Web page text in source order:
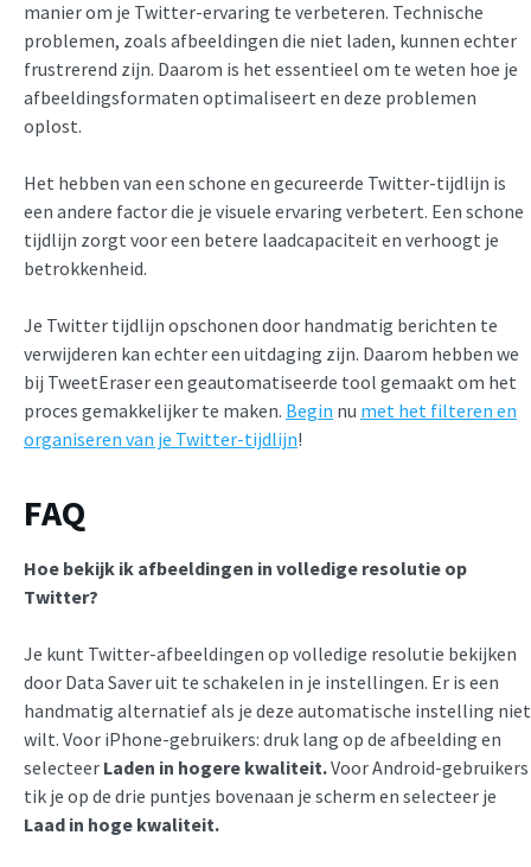
manier om je Twitter-ervaring te verbeteren. Technische
problemen, zoals afbeeldingen die niet laden, kunnen echter
frustrerend zijn. Daarom is het essentieel om te weten hoe je
afbeeldingsformaten optimaliseert en deze problemen
oplost.
Het hebben van een schone en gecureerde Twitter-tijdlijn is
een andere factor die je visuele ervaring verbetert. Een schone
tijdlijn zorgt voor een betere laadcapaciteit en verhoogt je
betrokkenheid.
Je Twitter tijdlijn opschonen door handmatig berichten te
verwijderen kan echter een uitdaging zijn. Daarom hebben we
bij TweetEraser een geautomatiseerde tool gemaakt om het
proces gemakkelijker te maken. Begin nu met het filteren en
organiseren van je Twitter-tijdlijn!
FAQ
Hoe bekijk ik afbeeldingen in volledige resolutie op
Twitter?
Je kunt Twitter-afbeeldingen op volledige resolutie bekijken
door Data Saver uit te schakelen in je instellingen. Er is een
handmatig alternatief als je deze automatische instelling niet
wilt. Voor iPhone-gebruikers: druk lang op de afbeelding en
selecteer Laden in hogere kwaliteit.Voor Android-gebruikers
tik je op de drie puntjes bovenaan je scherm en selecteer je
Laad in hoge kwaliteit.